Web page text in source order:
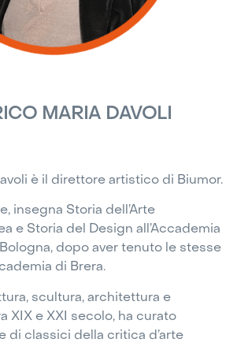
MARIA DAVOLI
è il direttore artistico di Biumor.
insegna Storia dell’Arte
e Storia del Design all’Accademia
dopo aver tenuto le stesse
di Brera.
scultura, architettura e
XIX e XXI secolo, ha curato
di classici della critica d’arte